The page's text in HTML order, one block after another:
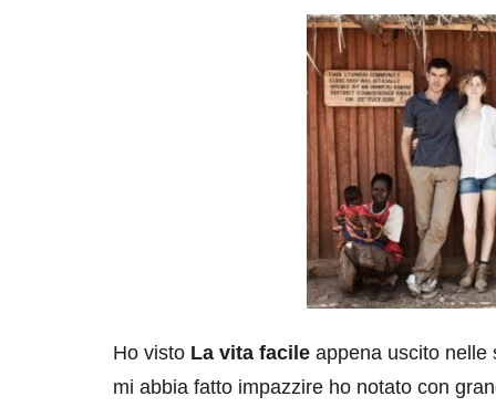
Ho visto La vita facile appena uscito nelle
mi abbia fatto impazzire ho notato con